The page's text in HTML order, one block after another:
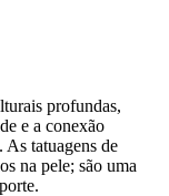
profundas,
e a conexão
As tatuagens de
na pele; são uma